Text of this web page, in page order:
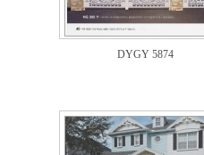
DYGY 5874